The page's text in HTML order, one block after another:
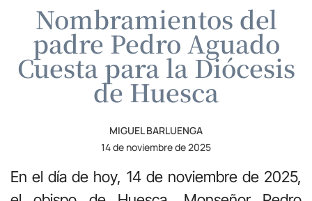
Nombramientos del
padre Pedro Aguado
Cuesta para la Diócesis
de Huesca
MIGUEL BARLUENGA
14 de noviembre de 2025
En el día de hoy, 14 de noviembre de 2025,